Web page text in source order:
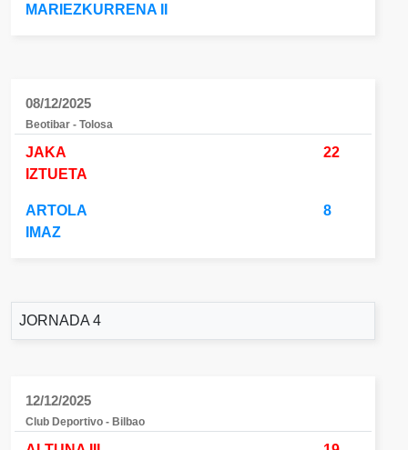
MARIEZKURRENA II
08/12/2025
Beotibar - Tolosa
JAKA
IZTUETA
22
ARTOLA
IMAZ
8
JORNADA 4
12/12/2025
Club Deportivo - Bilbao